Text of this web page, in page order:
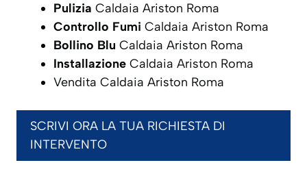
Pulizia Caldaia Ariston Roma
Controllo Fumi Caldaia Ariston Roma
Bollino Blu Caldaia Ariston Roma
Installazione Caldaia Ariston Roma
Vendita Caldaia Ariston Roma
SCRIVI ORA LA TUA RICHIESTA DI
INTERVENTO